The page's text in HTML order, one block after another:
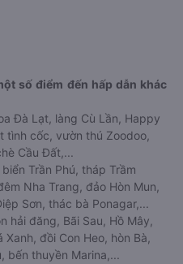
số điểm đến hấp dẫn khác
Đà Lạt, làng Cù Lần, Happy
tình cốc, vườn thú Zoodoo,
Cầu Đất,...
biển Trần Phú, tháp Trầm
Nha Trang, đảo Hòn Mun,
Sơn, thác bà Ponagar,...
hải đăng, Bãi Sau, Hồ Mây,
đồi Con Heo, hòn Bà,
bến thuyền Marina,...